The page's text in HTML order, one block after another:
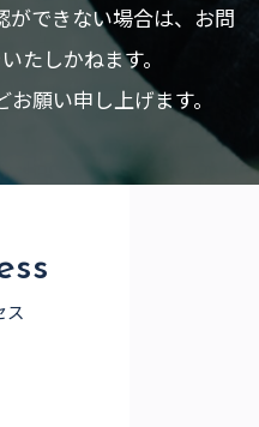
ができない場合は、お問
たしかねます。
願い申し上げます。
ス